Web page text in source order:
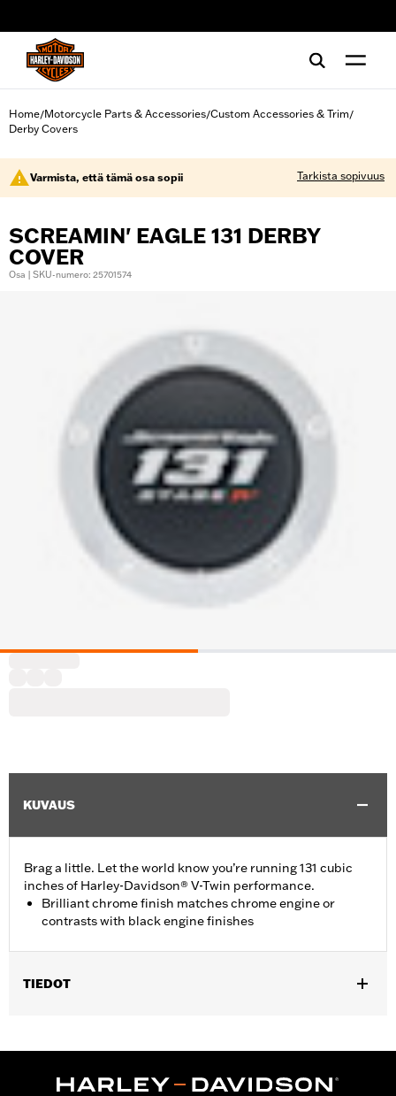
Home/Motorcycle Parts & Accessories/Custom Accessories & Trim/
Derby Covers
Varmista, että tämä osa sopii Tarkista sopivuus
SCREAMIN' EAGLE 131 DERBY
COVER
Osa | SKU-numero: 25701574
KUVAUS
Brag a little. Let the world know you’re running 131 cubic
inches of Harley-Davidson® V-Twin performance.
Brilliant chrome finish matches chrome engine or
contrasts with black engine finishes
TIEDOT
Primary Cover P/N 25700385 or 25700438.